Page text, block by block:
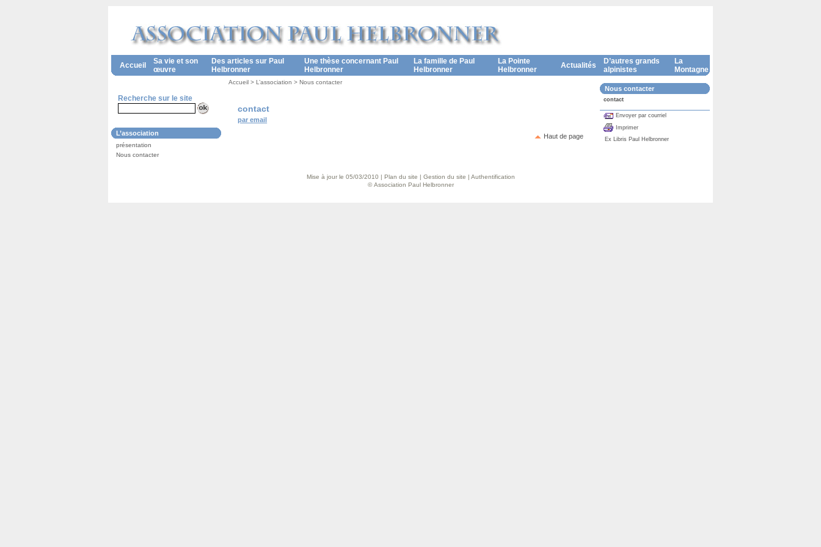
Accueil
Sa vie et son
œuvre
Des articles sur Paul
Helbronner
Une thèse concernant Paul
Helbronner
La famille de Paul
Helbronner
La Pointe
Helbronner
Actualités
D’autres grands
alpinistes
La
Montagne
Recherche sur le site
L’association
présentation
Nous contacter
Accueil >L’association >Nous contacter
contact
par email
Haut de page
Nous contacter
contact
Envoyer par courriel
Imprimer
Ex Libris Paul Helbronner
Mise à jour le 05/03/2010 | Plan du site | Gestion du site | Authentification
© Association Paul Helbronner